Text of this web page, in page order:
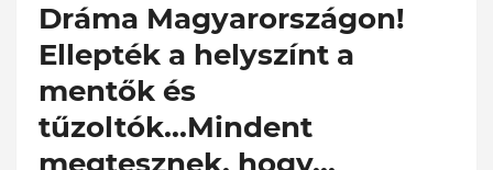
Dráma Magyarországon!
Ellepték a helyszínt a
mentők és
tűzoltók...Mindent